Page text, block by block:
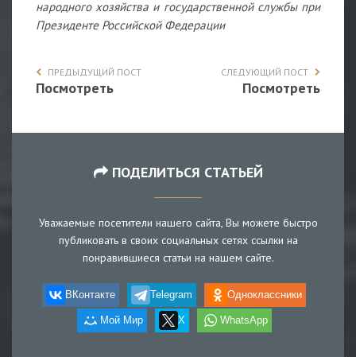
народного хозяйства и государственной службы при
Президенте Российской Федерации
ПРЕДЫДУЩИЙ ПОСТ
Посмотреть
СЛЕДУЮЩИЙ ПОСТ
Посмотреть
ПОДЕЛИТЬСЯ СТАТЬЕЙ
Уважаемые посетители нашего сайта, Вы можете быстро
публиковать в своих социальных сетях ссылки на
понравившиеся статьи на нашем сайте.
ВКонтакте Telegram Одноклассники
Мой Мир X WhatsApp